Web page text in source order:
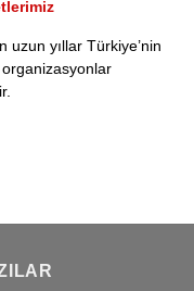
uzun yıllar Türkiye’nin
organizasyonlar